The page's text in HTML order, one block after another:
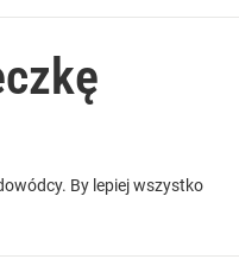
By lepiej wszystko